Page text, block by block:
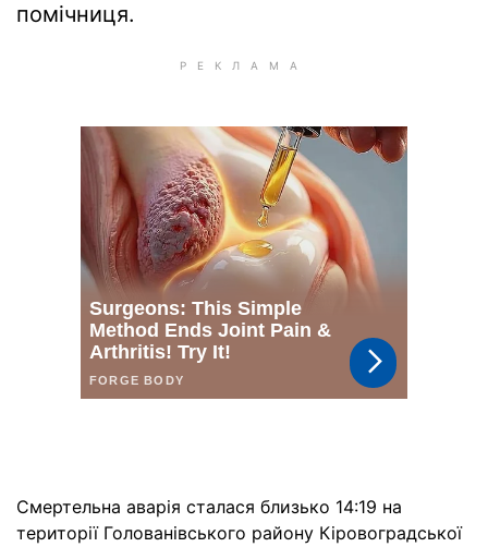
помічниця.
Смертельна аварія сталася близько 14:19 на
території Голованівського району Кіровоградської